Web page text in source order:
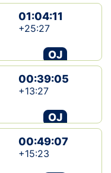
01:04:11
+25:27
OJ
00:39:05
+13:27
OJ
00:49:07
+15:23